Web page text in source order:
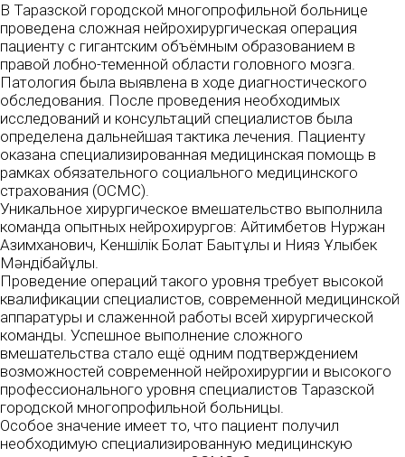
В Таразской городской многопрофильной больнице
проведена сложная нейрохирургическая операция
пациенту с гигантским объёмным образованием в
правой лобно-теменной области головного мозга.
Патология была выявлена в ходе диагностического
обследования. После проведения необходимых
исследований и консультаций специалистов была
определена дальнейшая тактика лечения. Пациенту
оказана специализированная медицинская помощь в
рамках обязательного социального медицинского
страхования (ОСМС).
Уникальное хирургическое вмешательство выполнила
команда опытных нейрохирургов: Айтимбетов Нуржан
Азимханович, Кеншілік Болат Бақытұлы и Нияз Ұлықбек
Мәндібайұлы.
Проведение операций такого уровня требует высокой
квалификации специалистов, современной медицинской
аппаратуры и слаженной работы всей хирургической
команды. Успешное выполнение сложного
вмешательства стало ещё одним подтверждением
возможностей современной нейрохирургии и высокого
профессионального уровня специалистов Таразской
городской многопрофильной больницы.
Особое значение имеет то, что пациент получил
необходимую специализированную медицинскую